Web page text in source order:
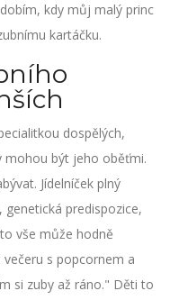
kdy můj malý princ
kartáčku.
dospělých,
mohou být jeho oběťmi.
Jídelníček plný
predispozice,
vše může hodně
s popcornem a
si zuby až ráno." Děti to